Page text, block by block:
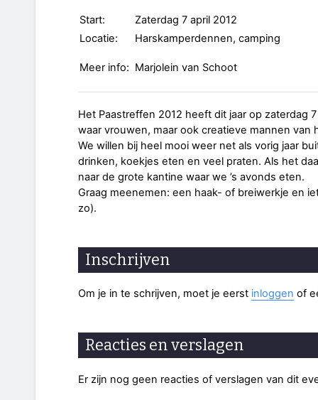
Start:
Zaterdag 7 april 2012
Locatie:
Harskamperdennen, camping
Meer info: Marjolein van Schoot
Het Paastreffen 2012 heeft dit jaar op zaterdag
waar vrouwen, maar ook creatieve mannen van
We willen bij heel mooi weer net als vorig jaar
drinken, koekjes eten en veel praten. Als het
naar de grote kantine waar we ’s avonds eten.
Graag meenemen: een haak- of breiwerkje en
zo).
Inschrijven
Om je in te schrijven, moet je eerst inloggen of
Reacties en verslagen
Er zijn nog geen reacties of verslagen van dit